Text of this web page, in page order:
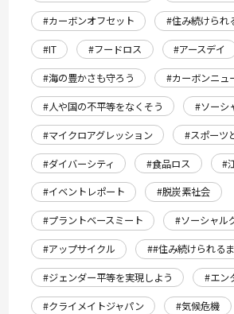
#カーボンオフセット
#住み続けられ
#IT
#フードロス
#アースデイ
#海の豊かさも守ろう
#カーボンニュ
#人や国の不平等をなくそう
#ソーシ
#マイクロアグレッション
#スポーツ
#ダイバーシティ
#食品ロス
#
#イベントレポート
#脱炭素社会
#プラントベースミート
#ソーシャル
#アップサイクル
##住み続けられる
#ジェンダー平等を実現しよう
#エン
#クライメイトジャパン
#気候危機